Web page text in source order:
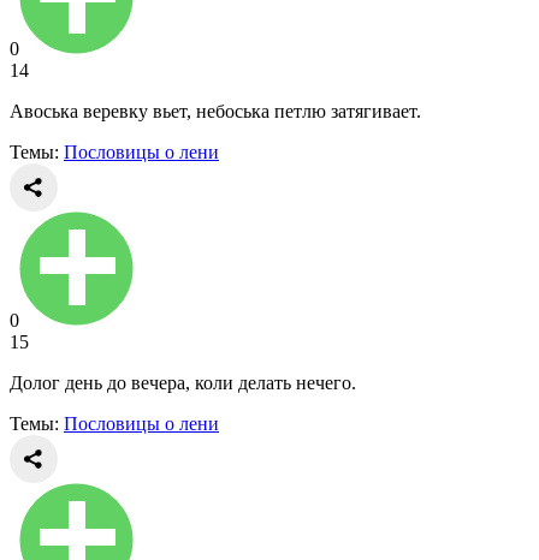
0
14
Авоська веревку вьет, небоська петлю затягивает.
Темы: Пословицы о лени
0
15
Долог день до вечера, коли делать нечего.
Темы: Пословицы о лени